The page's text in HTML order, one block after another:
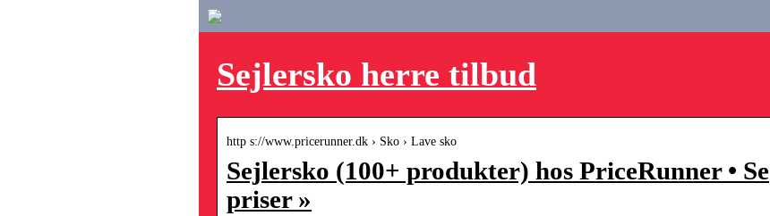
Sejlersko herre tilbud
http s://www.pricerunner.dk › Sko › Lave sko
Sejlersko (100+ produkter) hos PriceRunner • Se
priser »